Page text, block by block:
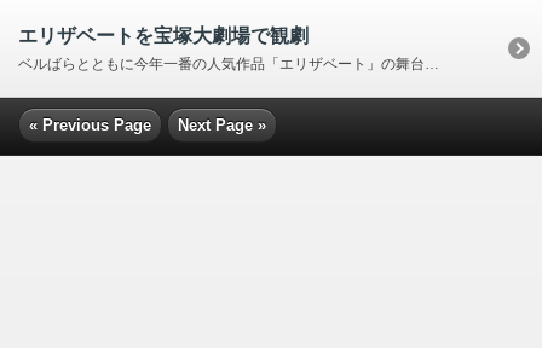
エリザベートを宝塚大劇場で観劇
ベルばらとともに今年一番の人気作品「エリザベート」の舞台が、 8月22日、宝塚大劇場で幕を開けた。 そのすばらしい音楽といい、 「トート」＝「死」という、エリザベートと並ぶ主人公の役柄といい、 何度でも観たい作品である。 […]
« Previous Page Next Page »